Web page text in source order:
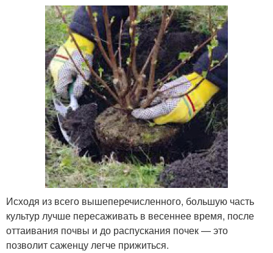
Исходя из всего вышеперечисленного, большую часть
культур лучше пересаживать в весеннее время, после
оттаивания почвы и до распускания почек — это
позволит саженцу легче прижиться.